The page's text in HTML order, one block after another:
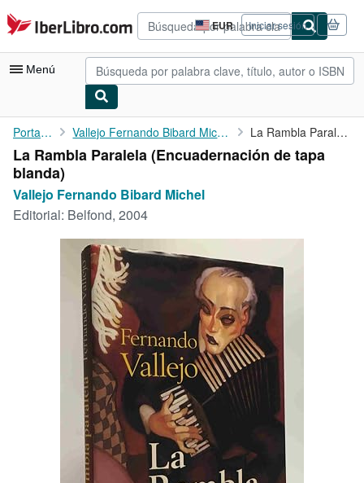
Pasar al contenido principal
IberLibro.com EUR
Preferencias
de
compra
del
Iniciar sesión
Menú
Mi cuenta
Consultar mis pedidos
Búsqueda avanzada
Colecciones
Libros antiguos
Arte y coleccionismo
Comenzar a vender
CERRAR
Portada Vallejo Fernando Bibard Michel La Rambla Paralela
La Rambla Paralela (Encuadernación de tapa
blanda)
Vallejo Fernando Bibard Michel
Editorial: Belfond, 2004